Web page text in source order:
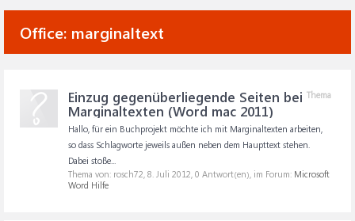
Office: marginaltext
Thema
Einzug gegenüberliegende Seiten bei
Marginaltexten (Word mac 2011)
Hallo, für ein Buchprojekt möchte ich mit Marginaltexten arbeiten,
so dass Schlagworte jeweils außen neben dem Haupttext stehen.
Dabei stoße...
Thema von: rosch72, 8. Juli 2012, 0 Antwort(en), im Forum: Microsoft
Word Hilfe